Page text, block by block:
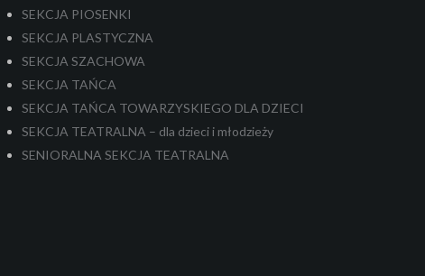
SEKCJA PIOSENKI
SEKCJA PLASTYCZNA
SEKCJA SZACHOWA
SEKCJA TAŃCA
SEKCJA TAŃCA TOWARZYSKIEGO DLA DZIECI
SEKCJA TEATRALNA – dla dzieci i młodzieży
SENIORALNA SEKCJA TEATRALNA